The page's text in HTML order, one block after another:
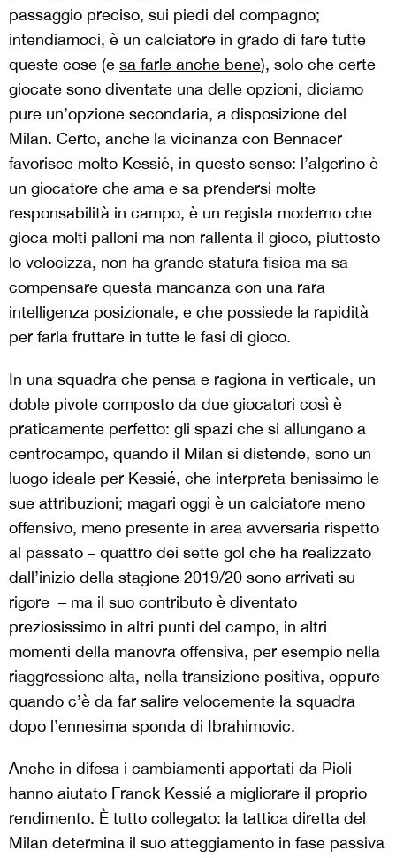
passaggio preciso, sui piedi del compagno;
intendiamoci, è un calciatore in grado di fare tutte
queste cose (e sa farle anche bene), solo che certe
giocate sono diventate una delle opzioni, diciamo
pure un’opzione secondaria, a disposizione del
Milan. Certo, anche la vicinanza con Bennacer
favorisce molto Kessié, in questo senso: l’algerino è
un giocatore che ama e sa prendersi molte
responsabilità in campo, è un regista moderno che
gioca molti palloni ma non rallenta il gioco, piuttosto
lo velocizza, non ha grande statura fisica ma sa
compensare questa mancanza con una rara
intelligenza posizionale, e che possiede la rapidità
per farla fruttare in tutte le fasi di gioco.
In una squadra che pensa e ragiona in verticale, un
doble pivote composto da due giocatori così è
praticamente perfetto: gli spazi che si allungano a
centrocampo, quando il Milan si distende, sono un
luogo ideale per Kessié, che interpreta benissimo le
sue attribuzioni; magari oggi è un calciatore meno
offensivo, meno presente in area avversaria rispetto
al passato – quattro dei sette gol che ha realizzato
dall’inizio della stagione 2019/20 sono arrivati su
rigore – ma il suo contributo è diventato
preziosissimo in altri punti del campo, in altri
momenti della manovra offensiva, per esempio nella
riaggressione alta, nella transizione positiva, oppure
quando c’è da far salire velocemente la squadra
dopo l’ennesima sponda di Ibrahimovic.
Anche in difesa i cambiamenti apportati da Pioli
hanno aiutato Franck Kessié a migliorare il proprio
rendimento. È tutto collegato: la tattica diretta del
Milan determina il suo atteggiamento in fase passiva